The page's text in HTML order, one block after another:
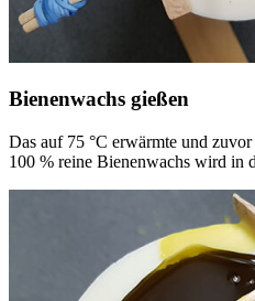
Bienenwachs gießen
Das auf 75 °C erwärmte und
100 % reine Bienenwachs wird in